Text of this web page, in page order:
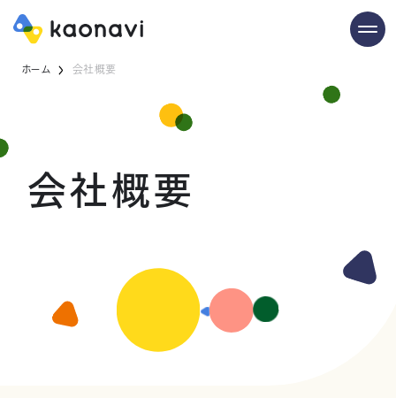
ホーム 会社概要
会社概要